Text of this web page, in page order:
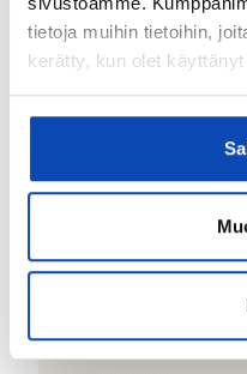
tietoja muihin tietoihin,
kerätty, kun olet
Käyttöönottovuosi:
Rakennus- ja
Kattotyyppi:
Katemateriaali: